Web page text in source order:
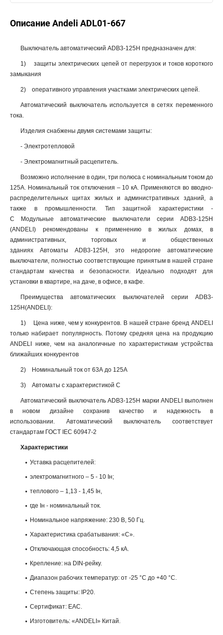
Описание Andeli ADL01-667
Выключатель автоматический ADB3-125H предназначен для:
1) защиты электрических цепей от перегрузок и токов короткого
замыкания
2) оперативного управления участками электрических цепей.
Автоматический выключатель используется в сетях переменного
тока.
Изделия снабжены двумя системами защиты:
- Электротепловой
- Электромагнитный расцепитель.
Возможно исполнение в один, три полюса с номинальным током до
125А. Номинальный ток отключения – 10 кА. Применяются во вводно-
распределительных щитах жилых и административных зданий, а
также в промышленности. Тип защитной характеристики -
C Модульные автоматические выключатели серии ADB3-125H
(ANDELI) рекомендованы к применению в жилых домах, в
административных, торговых и общественных
зданиях Автоматы ADB3-125H, это недорогие автоматические
выключатели, полностью соответствующие принятым в нашей стране
стандартам качества и безопасности. Идеально подходят для
установки в квартире, на даче, в офисе, в кафе.
Преимущества автоматических выключателей серии ADB3-
125H(ANDELI):
1) Цена ниже, чем у конкурентов. В нашей стране бренд ANDELI
только набирает популярность. Потому средняя цена на продукцию
ANDELI ниже, чем на аналогичные по характеристикам устройства
ближайших конкурентов
2) Номинальный ток от 63А до 125А
3) Автоматы с характеристикой С
Автоматический выключатель ADB3-125H марки ANDELI выполнен
в новом дизайне сохранив качество и надежность в
использовании. Автоматический выключатель соответствует
стандартам ГОСТ IEC 60947-2
Характеристики
Уставка расцепителей:
электромагнитного – 5 - 10 Iн;
теплового – 1,13 - 1,45 Iн,
где Iн - номинальный ток.
Номинальное напряжение: 230 В, 50 Гц.
Характеристика срабатывания: «С».
Отключающая способность: 4,5 кА.
Крепление: на DIN-рейку.
Диапазон рабочих температур: от -25 °С до +40 °С.
Степень защиты: IP20.
Сертификат: ЕАС.
Изготовитель: «ANDELI» Китай.